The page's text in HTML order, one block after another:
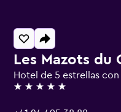
Les Mazots du
Hotel de 5 estrellas
5 estrellas